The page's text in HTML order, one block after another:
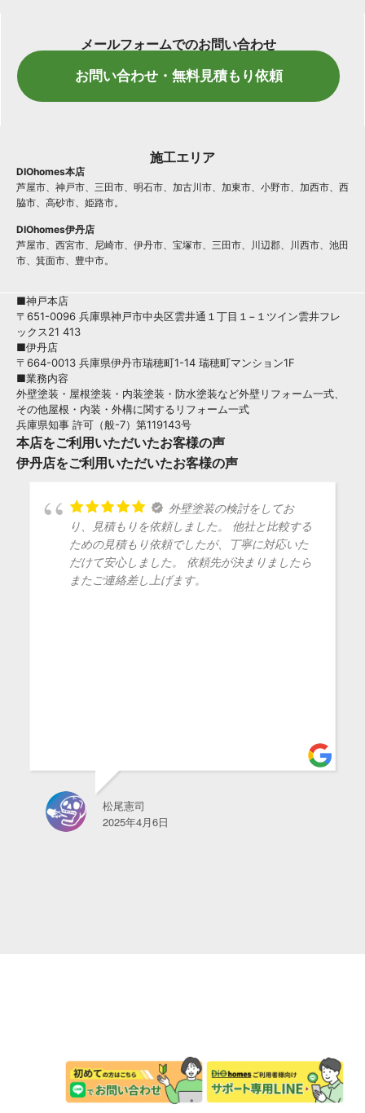
メールフォームでのお問い合わせ
お問い合わせ・無料見積もり依頼
施工エリア
DIOhomes本店
芦屋市、神戸市、三田市、明石市、加古川市、加東市、小野市、加西市、西
脇市、高砂市、姫路市。
DIOhomes伊丹店
芦屋市、西宮市、尼崎市、伊丹市、宝塚市、三田市、川辺郡、川西市、池田
市、箕面市、豊中市。
■神戸本店
〒651-0096 兵庫県神戸市中央区雲井通１丁目１−１ツイン雲井フレ
ックス21 413
■伊丹店
〒664-0013 兵庫県伊丹市瑞穂町1-14 瑞穂町マンション1F
■業務内容
外壁塗装・屋根塗装・内装塗装・防水塗装など外壁リフォーム一式、
その他屋根・内装・外構に関するリフォーム一式
兵庫県知事 許可（般-7）第119143号
本店をご利用いただいたお客様の声
伊丹店をご利用いただいたお客様の声
打ち合わせから施工まで丁
寧かつ柔軟に対応いただき、コスパ含めて大満
足な仕上がりでした！
マサ
2025年3月27日